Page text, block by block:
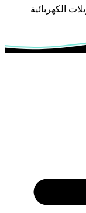
الكهربائية